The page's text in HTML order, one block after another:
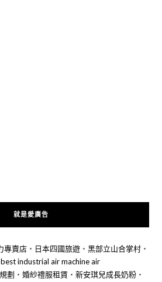
就是愛廣告
專賣店‧ 日本四國旅遊‧ 黑部立山合掌村‧
industrial air machine air
劃 ‧ 婚紗禮服租賃‧ 新安琪兒成長奶粉‧